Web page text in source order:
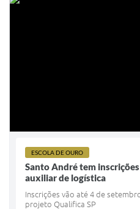
ESCOLA DE OURO
Santo André tem
auxiliar de logística
Inscrições vão até 4 de
projeto Qualifica SP